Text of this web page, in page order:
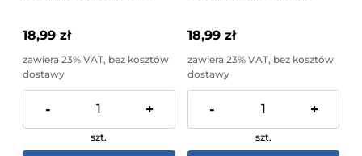
18,99 zł
zawiera 23% VAT, bez kosztów
dostawy
- +
szt.
18,99 zł
zawiera 23% VAT, bez kosztów
dostawy
- +
szt.